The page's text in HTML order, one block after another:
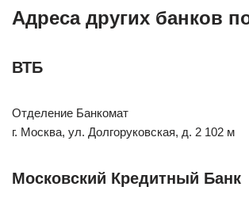
Адреса других банков
ВТБ
Отделение Банкомат
г. Москва, ул. Долгоруковская, д. 2 102 м
Московский Кредитный Банк